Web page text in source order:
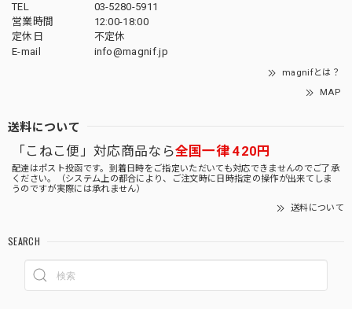
TEL
03-5280-5911
営業時間
12:00-18:00
定休日
不定休
E-mail
info@magnif.jp
magnifとは？
MAP
送料について
「こねこ便」対応商品なら全国一律 420円
配達はポスト投函です。到着日時をご指定いただいても対応できませんのでご了承
ください。（システム上の都合により、ご注文時に日時指定の操作が出来てしま
うのですが実際には承れません）
送料について
SEARCH